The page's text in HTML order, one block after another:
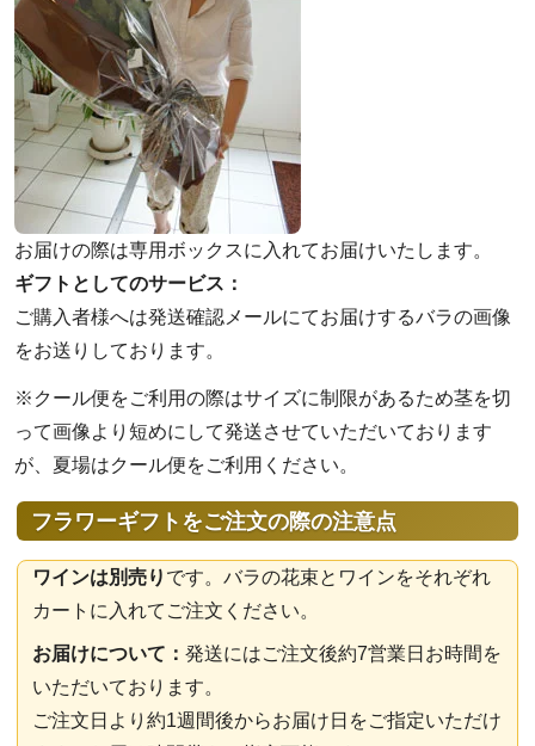
お届けの際は専用ボックスに入れてお届けいたします。
ギフトとしてのサービス：
ご購入者様へは発送確認メールにてお届けするバラの画像
をお送りしております。
※クール便をご利用の際はサイズに制限があるため茎を切
って画像より短めにして発送させていただいております
が、夏場はクール便をご利用ください。
フラワーギフトをご注文の際の注意点
ワインは別売り です。バラの花束とワインをそれぞれ
カートに入れてご注文ください。
お届けについて： 発送にはご注文後約7営業日お時間を
いただいております。
ご注文日より約1週間後からお届け日をご指定いただけ